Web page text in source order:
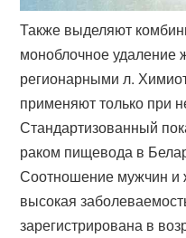
Также выделяют
моноблочное удаление
регионарными л.
применяют только при
Стандартизованный
раком пищевода в
Соотношение мужчин
высокая
зарегистрирована в